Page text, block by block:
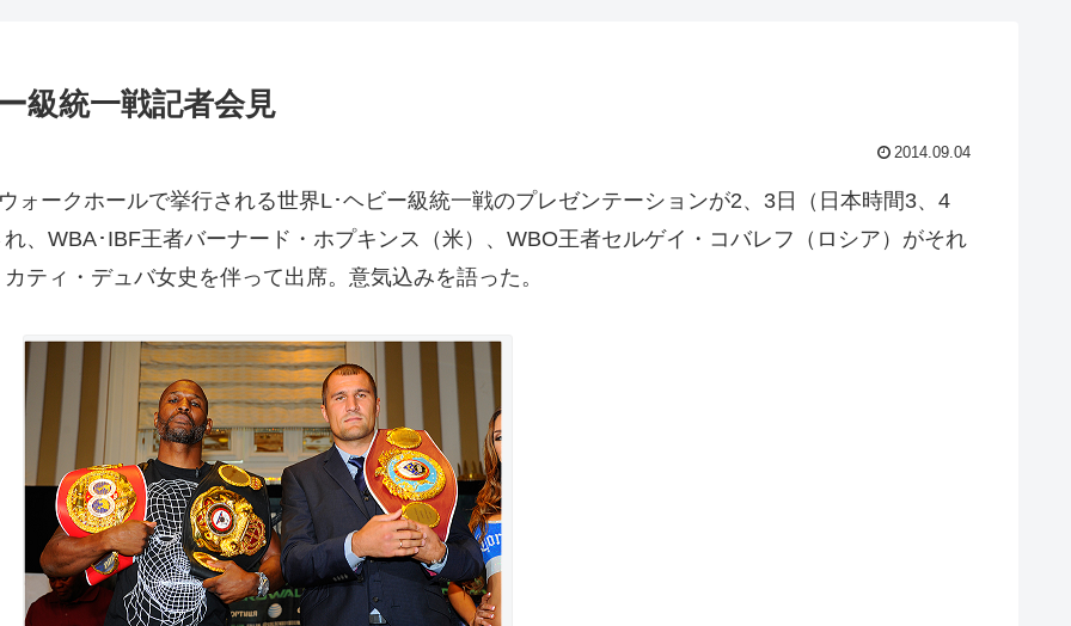
級統一戦記者会見
2014.09.04
ークホールで挙行される世界L･ヘビー級統一戦のプレゼンテーションが2、3日（日本時間3、4
、WBA･IBF王者バーナード・ホプキンス（米）、WBO王者セルゲイ・コバレフ（ロシア）がそれ
ティ・デュバ女史を伴って出席。意気込みを語った。